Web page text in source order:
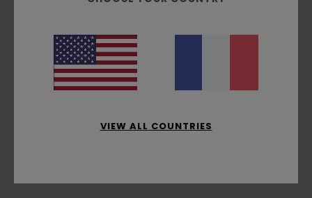
Illustration :sérigraphie à l’avant et dans le
Composition[Matière principale] 100% Coton Bio
VIEW ALL COUNTRIES